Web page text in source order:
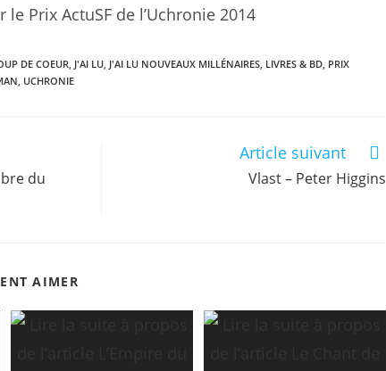
le Prix ActuSF de l’Uchronie 2014
DE COEUR, J'AI LU, J'AI LU NOUVEAUX MILLÉNAIRES, LIVRES & BD, PRIX
, UCHRONIE
du
Article suivant
Vlast – Peter Higgins
AIMER